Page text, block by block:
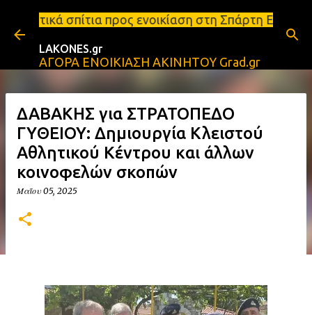
Μετάβαση στο κύριο περιεχόμενο
προς ενοικίαση στη Σπάρτη Ενοικιάσεις
LAKONES.gr
ΑΓΟΡΑ ΕΝΟΙΚΙΑΣΗ ΑΚΙΝΗΤΟΥ Grad.gr
ΔΑΒΑΚΗΣ για ΣΤΡΑΤΟΠΕΔΟ
ΓΥΘΕΙΟΥ: Δημιουργία Κλειστού
Αθλητικού Κέντρου και άλλων
κοινοφελών σκοπών
Μαΐου 05, 2025